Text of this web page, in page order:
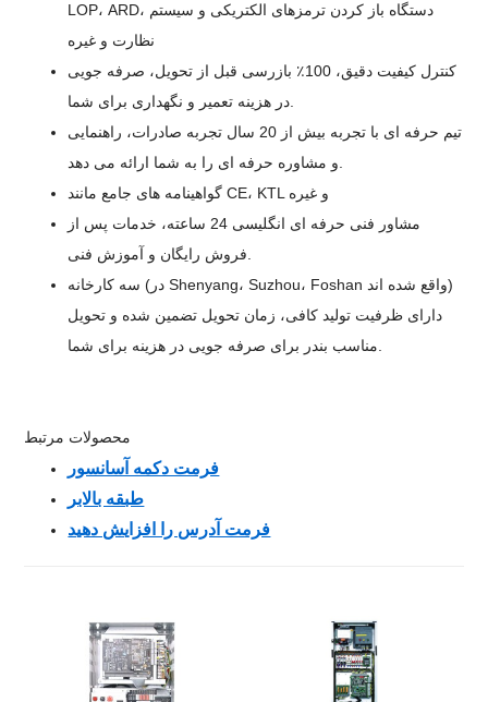
LOP، ARD، دستگاه باز کردن ترمزهای الکتریکی و سیستم
نظارت و غیره
کنترل کیفیت دقیق، 100٪ بازرسی قبل از تحویل، صرفه جویی
در هزینه تعمیر و نگهداری برای شما.
تیم حرفه ای با تجربه بیش از 20 سال تجربه صادرات، راهنمایی
و مشاوره حرفه ای را به شما ارائه می دهد.
گواهینامه های جامع مانند CE، KTL و غیره
مشاور فنی حرفه ای انگلیسی 24 ساعته، خدمات پس از
فروش رایگان و آموزش فنی.
سه کارخانه (در Shenyang، Suzhou، Foshan واقع شده اند)
دارای ظرفیت تولید کافی، زمان تحویل تضمین شده و تحویل
مناسب بندر برای صرفه جویی در هزینه برای شما.
محصولات مرتبط
فرمت دکمه آسانسور
طبقه بالابر
فرمت آدرس را افزایش دهید